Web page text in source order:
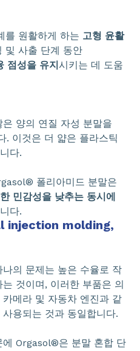
를 원활하게 하는 고형 윤활
및 사출 단계 동안
점성을 유지시키는 데 도움
양의 연질 자성 분말을
. 이것은 더 얇은 플라스틱
다.
폴리아미드 분말은
민감성을 낮추는 동시에
다.
injection molding,
의 문제는 높은 수율로 작
것이며, 이러한 부품은 의
메라 및 자동차 엔진과 같
용되는 것과 동일합니다.
에 Orgasol®은 분말 혼합 단